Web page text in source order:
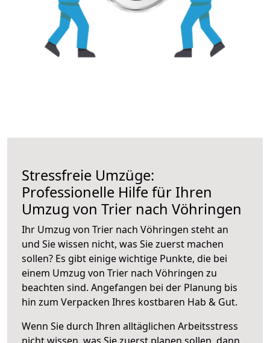
Stressfreie Umzüge:
Professionelle Hilfe für Ihren
Umzug von Trier nach Vöhringen
Ihr Umzug von Trier nach Vöhringen steht an
und Sie wissen nicht, was Sie zuerst machen
sollen? Es gibt einige wichtige Punkte, die bei
einem Umzug von Trier nach Vöhringen zu
beachten sind. Angefangen bei der Planung bis
hin zum Verpacken Ihres kostbaren Hab & Gut.
Wenn Sie durch Ihren alltäglichen Arbeitsstress